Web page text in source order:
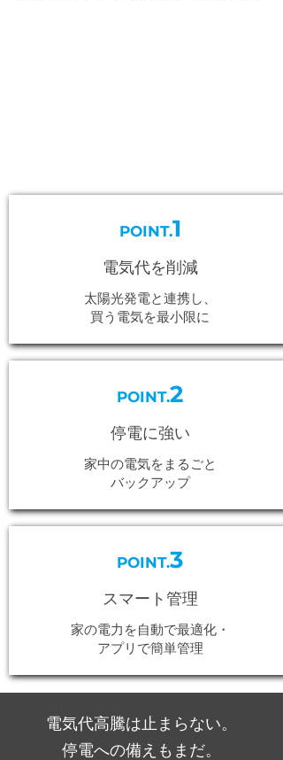
POINT.1
電気代を削減
太陽光発電と連携し、
買う電気を最小限に
POINT.2
停電に強い
家中の電気をまるごと
バックアップ
POINT.3
スマート管理
家の電力を自動で最適化・
アプリで簡単管理
電気代高騰は止まらない。
停電への備えもまだ。